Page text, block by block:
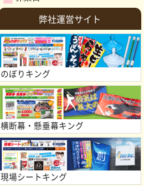
弊社運営サイト
のぼりキング
横断幕・懸垂幕キング
現場シートキング